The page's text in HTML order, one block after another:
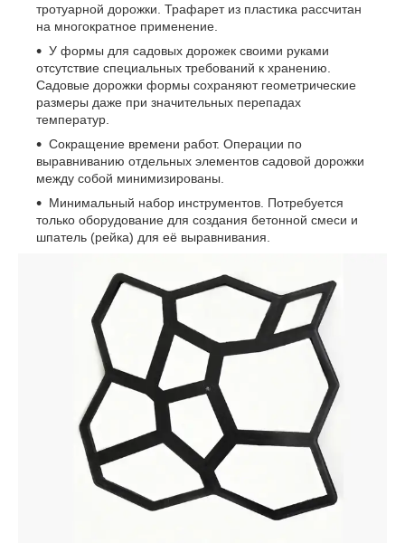
тротуарной дорожки. Трафарет из пластика рассчитан
на многократное применение.
У формы для садовых дорожек своими руками
отсутствие специальных требований к хранению.
Садовые дорожки формы сохраняют геометрические
размеры даже при значительных перепадах
температур.
Сокращение времени работ. Операции по
выравниванию отдельных элементов садовой дорожки
между собой минимизированы.
Минимальный набор инструментов. Потребуется
только оборудование для создания бетонной смеси и
шпатель (рейка) для её выравнивания.